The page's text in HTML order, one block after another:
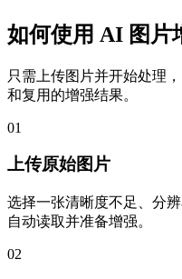
如何使用 AI 图片
只需上传图片并开始处理
和复用的增强结果。
01
上传原始图片
选择一张清晰度不足、分
自动读取并准备增强。
02